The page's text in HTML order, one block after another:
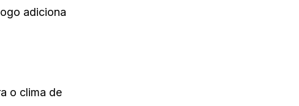
adiciona
o clima de